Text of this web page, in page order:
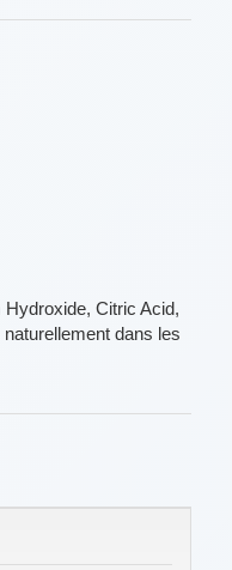
Citric Acid,
dans les